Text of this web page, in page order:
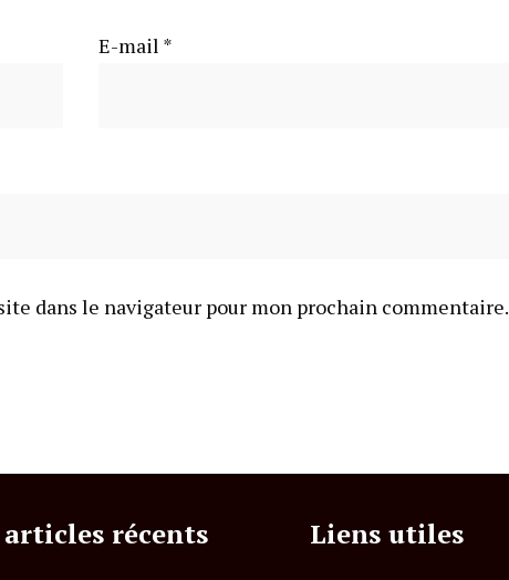
E-mail *
dans le navigateur pour mon prochain commentaire.
articles récents Liens utiles